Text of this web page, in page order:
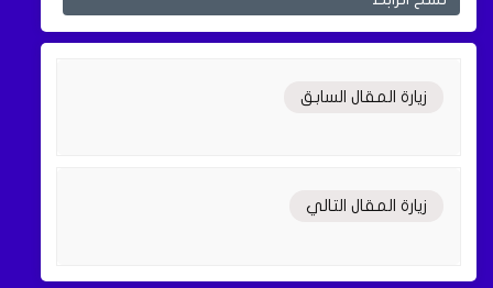
زيارة المقال السابق
زيارة المقال التالي